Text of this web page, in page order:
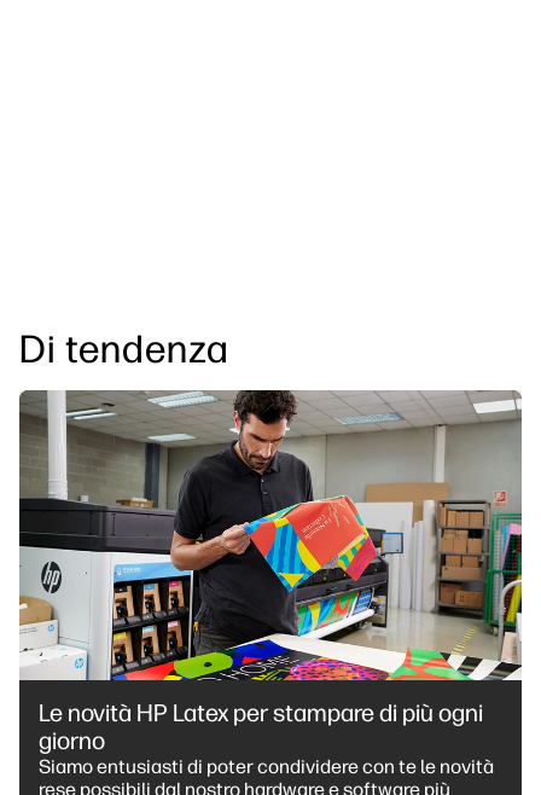
Di tendenza
Le novità HP Latex per stampare di più ogni
giorno
Siamo entusiasti di poter condividere con te le novità
rese possibili dal nostro hardware e software più